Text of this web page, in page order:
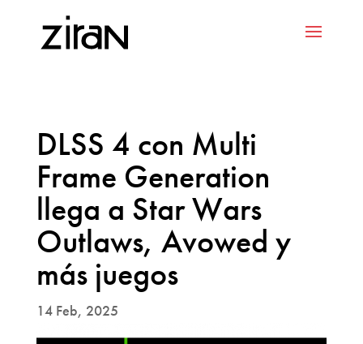
DLSS 4 con Multi
Frame Generation
llega a Star Wars
Outlaws, Avowed y
más juegos
14 Feb, 2025